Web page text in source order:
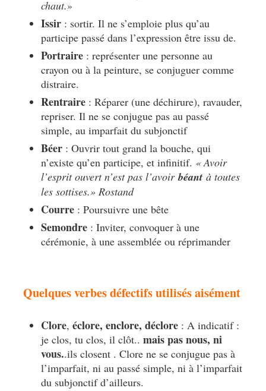
chaut.»
Issir : sortir. Il ne s’emploie plus qu’au
participe passé dans l’expression être issu de.
Portraire : représenter une personne au
crayon ou à la peinture, se conjuguer comme
distraire.
Rentraire : Réparer (une déchirure), ravauder,
repriser. Il ne se conjugue pas au passé
simple, au imparfait du subjonctif
Béer : Ouvrir tout grand la bouche, qui
n’existe qu’en participe, et infinitif. « Avoir
l’esprit ouvert n’est pas l’avoirbéant à toutes
les sottises.» Rostand
Courre : Poursuivre une bête
Semondre : Inviter, convoquer à une
cérémonie, à une assemblée ou réprimander
Quelques verbes défectifs utilisés aisément
Clore, éclore, enclore, déclore : A indicatif :
je clos, tu clos, il clôt.. mais pas nous, ni
vous..ils closent . Clore ne se conjugue pas à
l’imparfait, ni au passé simple, ni à l’imparfait
du subjonctif d’ailleurs.